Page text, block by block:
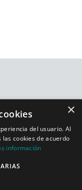
×
del usuario. Al
cookies de acuerdo
información